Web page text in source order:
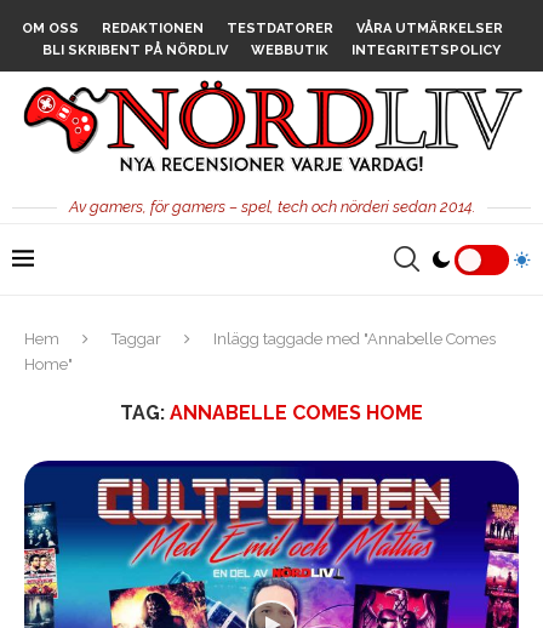
OM OSS REDAKTIONEN TESTDATORER
VÅRA UTMÄRKELSER
BLI SKRIBENT PÅ NÖRDLIV
WEBBUTIK INTEGRITETSPOLICY
Av gamers, för gamers – spel, tech och nörderi sedan 2014.
Hem Taggar
Inlägg taggade med "Annabelle Comes
Home"
TAG: ANNABELLE COMES HOME